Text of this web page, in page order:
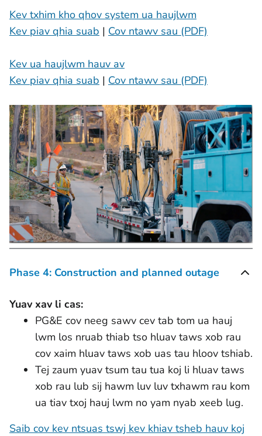
Kev txhim kho qhov system ua haujlwm
Kev piav qhia suab | Cov ntawv sau (PDF)
Kev ua haujlwm hauv av
Kev piav qhia suab | Cov ntawv sau (PDF)
Phase 4: Construction and planned outage
Yuav xav li cas:
PG&E cov neeg sawv cev tab tom ua hauj
lwm los nruab thiab tso hluav taws xob rau
cov xaim hluav taws xob uas tau hloov tshiab.
Tej zaum yuav tsum tau tua koj li hluav taws
xob rau lub sij hawm luv luv txhawm rau kom
ua tiav txoj hauj lwm no yam nyab xeeb lug.
Saib cov kev ntsuas tswj kev khiav tsheb hauv koj